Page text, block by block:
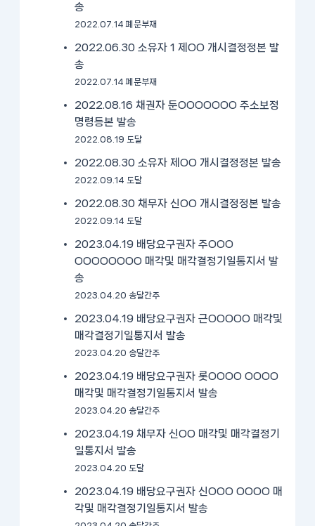
송
2022.07.14 폐문부재
2022.06.30 소유자 1 제OO 개시결정정본 발
송
2022.07.14 폐문부재
2022.08.16 채권자 둔OOOOOOO 주소보정
명령등본 발송
2022.08.19 도달
2022.08.30 소유자 제OO 개시결정정본 발송
2022.09.14 도달
2022.08.30 채무자 신OO 개시결정정본 발송
2022.09.14 도달
2023.04.19 배당요구권자 주OOO
OOOOOOOO 매각및 매각결정기일통지서 발
송
2023.04.20 송달간주
2023.04.19 배당요구권자 근OOOOO 매각및
매각결정기일통지서 발송
2023.04.20 송달간주
2023.04.19 배당요구권자 롯OOOO OOOO
매각및 매각결정기일통지서 발송
2023.04.20 송달간주
2023.04.19 채무자 신OO 매각및 매각결정기
일통지서 발송
2023.04.20 도달
2023.04.19 배당요구권자 신OOO OOOO 매
각및 매각결정기일통지서 발송